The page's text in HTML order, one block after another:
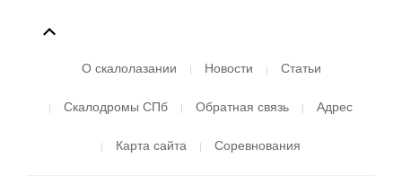
О скалолазании Новости Статьи
Скалодромы СПб Обратная связь Адрес
Карта сайта Соревнования